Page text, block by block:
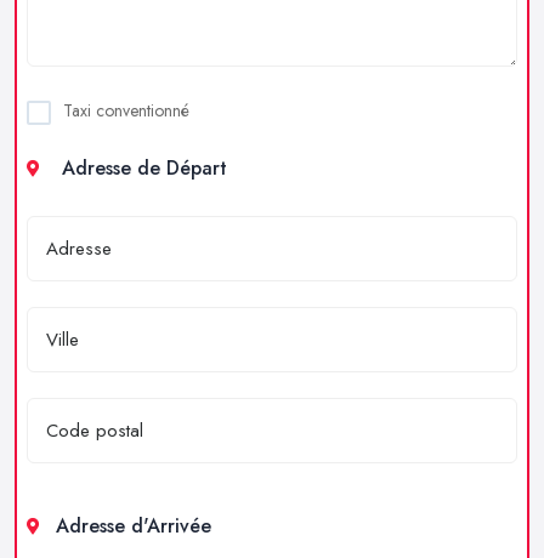
Taxi conventionné
Adresse de Départ
Adresse d'Arrivée